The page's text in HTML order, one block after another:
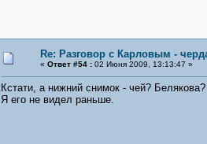
Re: Разговор с Карловым -
« Ответ #54 :02 Июня 2009, 13:13:47 »
Кстати, а нижний снимок - чей? Белякова?
Я его не видел раньше.